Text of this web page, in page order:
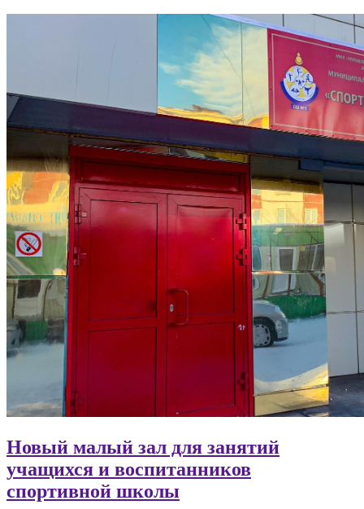
Новый малый зал для занятий
учащихся и воспитанников
спортивной школы